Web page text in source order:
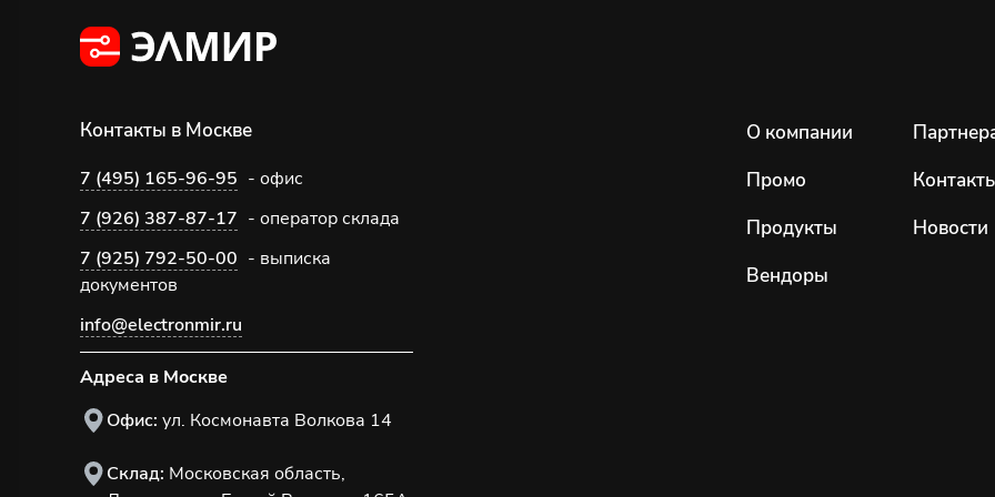
Контакты в Москве
7 (495) 165-96-95 - офис
7 (926) 387-87-17 - оператор склада
7 (925) 792-50-00 - выписка
документов
info@electronmir.ru
Адреса в Москве
Офис: ул. Космонавта Волкова 14
Склад: Московская область,
О компании
Промо
Продукты
Вендоры
Новости